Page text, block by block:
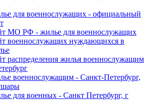
для военнослужащих - официальный
МО РФ - жилье для военнослужащих
военнослужащих нуждающихся в
распределения жилья военнослужащим
военнослужащим - Санкт-Петербург,
для военных - Санкт Петербург, г